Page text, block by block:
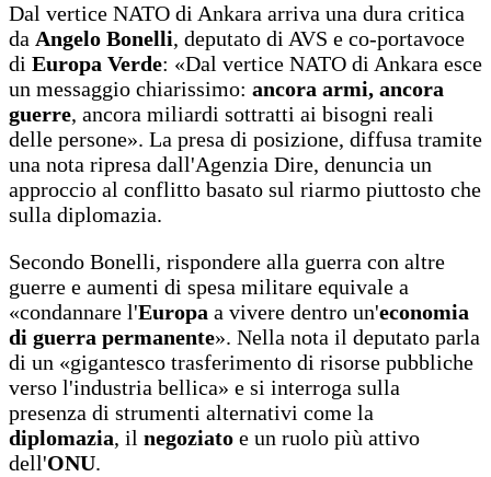
Dal vertice NATO di Ankara arriva una dura critica
da Angelo Bonelli, deputato di AVS e co-portavoce
di Europa Verde: «Dal vertice NATO di Ankara esce
un messaggio chiarissimo: ancora armi, ancora
guerre, ancora miliardi sottratti ai bisogni reali
delle persone». La presa di posizione, diffusa tramite
una nota ripresa dall'Agenzia Dire, denuncia un
approccio al conflitto basato sul riarmo piuttosto che
sulla diplomazia.
Secondo Bonelli, rispondere alla guerra con altre
guerre e aumenti di spesa militare equivale a
«condannare l'Europa a vivere dentro un'economia
di guerra permanente». Nella nota il deputato parla
di un «gigantesco trasferimento di risorse pubbliche
verso l'industria bellica» e si interroga sulla
presenza di strumenti alternativi come la
diplomazia, il negoziato e un ruolo più attivo
dell'ONU.